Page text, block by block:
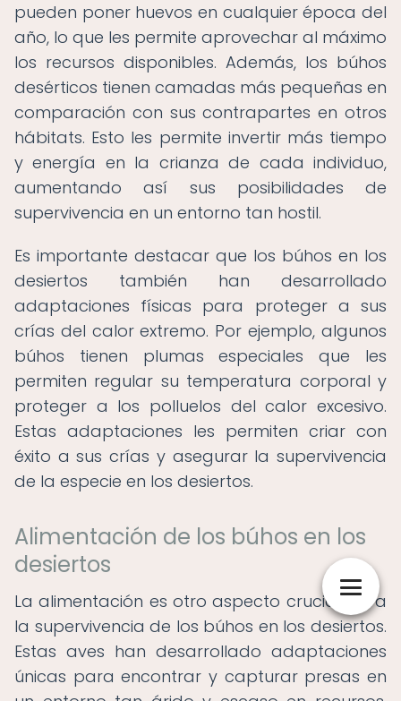
pueden poner huevos en cualquier época del
año, lo que les permite aprovechar al máximo
los recursos disponibles. Además, los búhos
desérticos tienen camadas más pequeñas en
comparación con sus contrapartes en otros
hábitats. Esto les permite invertir más tiempo
y energía en la crianza de cada individuo,
aumentando así sus posibilidades de
supervivencia en un entorno tan hostil.
Es importante destacar que los búhos en los
desiertos también han desarrollado
adaptaciones físicas para proteger a sus
crías del calor extremo. Por ejemplo, algunos
búhos tienen plumas especiales que les
permiten regular su temperatura corporal y
proteger a los polluelos del calor excesivo.
Estas adaptaciones les permiten criar con
éxito a sus crías y asegurar la supervivencia
de la especie en los desiertos.
Alimentación de los búhos en los
desiertos
La alimentación es otro aspecto crucial para
la supervivencia de los búhos en los desiertos.
Estas aves han desarrollado adaptaciones
únicas para encontrar y capturar presas en